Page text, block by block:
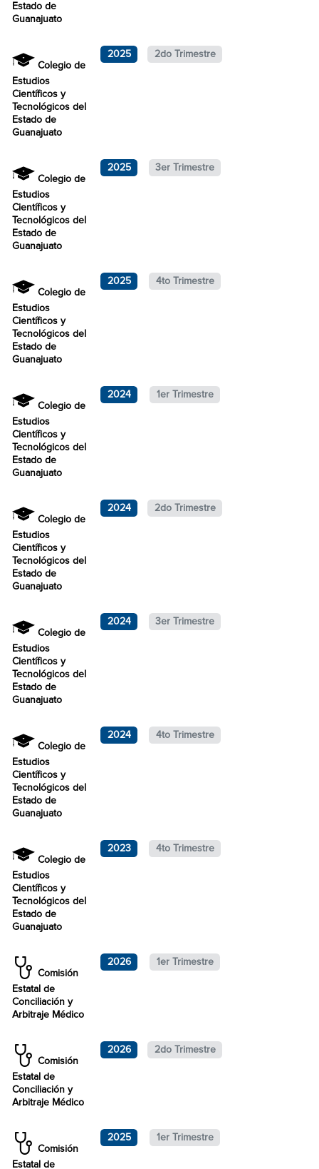
Estado de
Guanajuato
Colegio de
Estudios
Científicos y
Tecnológicos del
Estado de
Guanajuato
2025 2do Trimestre
Colegio de
Estudios
Científicos y
Tecnológicos del
Estado de
Guanajuato
2025 3er Trimestre
Colegio de
Estudios
Científicos y
Tecnológicos del
Estado de
Guanajuato
2025 4to Trimestre
Colegio de
Estudios
Científicos y
Tecnológicos del
Estado de
Guanajuato
2024 1er Trimestre
Colegio de
Estudios
Científicos y
Tecnológicos del
Estado de
Guanajuato
2024 2do Trimestre
Colegio de
Estudios
Científicos y
Tecnológicos del
Estado de
Guanajuato
2024 3er Trimestre
Colegio de
Estudios
Científicos y
Tecnológicos del
Estado de
Guanajuato
2024 4to Trimestre
Colegio de
Estudios
Científicos y
Tecnológicos del
Estado de
Guanajuato
2023 4to Trimestre
Comisión
Estatal de
Conciliación y
Arbitraje Médico
2026 1er Trimestre
Comisión
Estatal de
Conciliación y
Arbitraje Médico
2026 2do Trimestre
Comisión
Estatal de
2025 1er Trimestre